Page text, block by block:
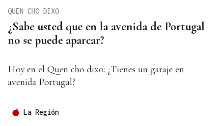
¿Sabe usted que en la avenida de Portugal
no se puede aparcar?
QUEN CHO DIXO
Hoy en el Quen cho dixo: ¿Tienes un garaje en
avenida Portugal?
La Región